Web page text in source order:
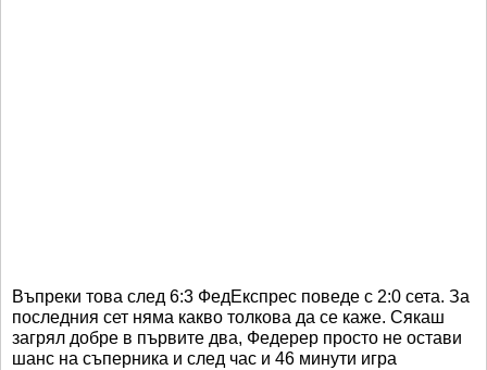
Въпреки това след 6:3 ФедЕкспрес поведе с 2:0 сета. За
последния сет няма какво толкова да се каже. Сякаш
загрял добре в първите два, Федерер просто не остави
шанс на съперника и след час и 46 минути игра